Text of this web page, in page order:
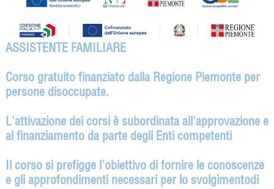
ASSISTENTE FAMILIARE
Corso gratuito finanziato dalla Regione Piemonte per
persone disoccupate.
L'attivazione dei corsi è subordinata all'approvazione e
al finanziamento da parte degli Enti competenti
Il corso si prefigge l'obiettivo di fornire le conoscenze
e gli approfondimenti necessari per lo svolgimentodi